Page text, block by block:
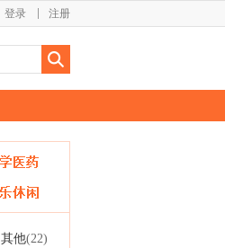
注册
登录
其他(22)